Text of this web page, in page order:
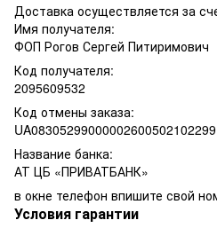
Доставка осуществляется за
Имя получателя:
ФОП Рогов Сергей Питиримович
Код получателя:
2095609532
Код отмены заказа:
Название банка:
АТ ЦБ «ПРИВАТБАНК»
в окне телефон впишите свой
Условия гарантии